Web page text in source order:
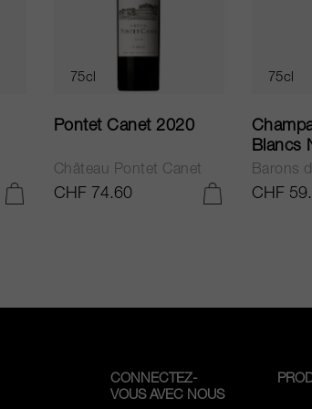
75cl
Pontet Canet 2020
Château Pontet Canet
CHF 74.60
75cl
Blancs
Barons
CHF
CONNECTEZ-
VOUS AVEC NOUS